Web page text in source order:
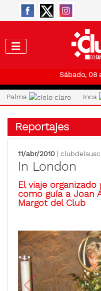
Sábado, 08
Palma Inca
Reportajes
11/abr/2010 |
In London
El viaje
como guía a Joan
Margot del Club